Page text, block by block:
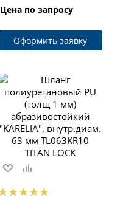
LOCK
Цена по запросу
Оформить заявку